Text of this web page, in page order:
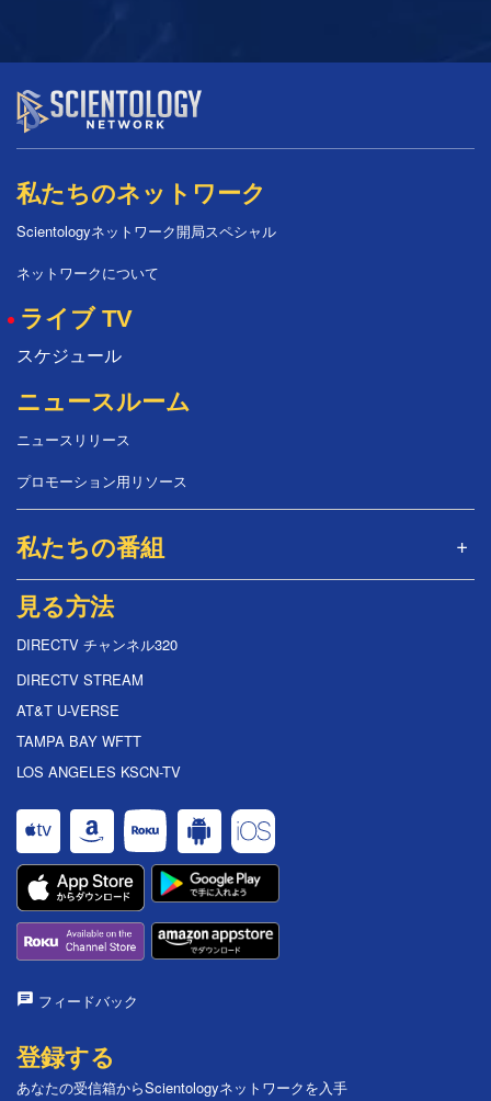
私たちのネットワーク
Scientologyネットワーク開局スペシャル
ネットワークについて
ライブ TV
スケジュール
ニュースルーム
ニュースリリース
プロモーション用リソース
私たちの番組
見る方法
DIRECTV チャンネル320
DIRECTV STREAM
AT&T U-VERSE
TAMPA BAY WFTT
LOS ANGELES KSCN-TV
フィードバック
登録する
あなたの受信箱からScientologyネットワークを入手